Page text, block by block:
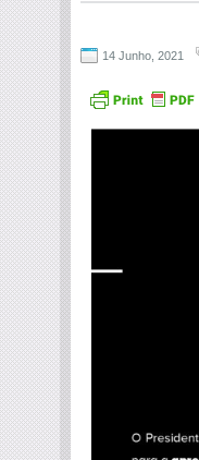
14 Junho, 2021